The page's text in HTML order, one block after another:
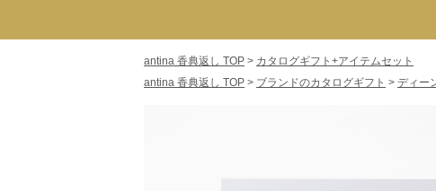
持ち運びやすいカード
万葉
サユウ
ベストグルメ
antina 香典返し TOP > カタログギフト+アイテムセット
antina 香典返し TOP > ブランドのカタログギフト > ディー